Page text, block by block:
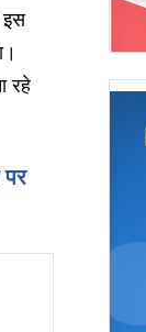
इस
रहे